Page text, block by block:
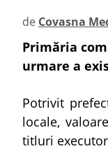
de Covasna
Primăria
urmare a
Potrivit
locale,
titluri